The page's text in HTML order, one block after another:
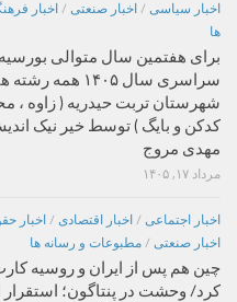
اخبار سیاسی / اخبار صنعتی / اخبار
ها
برای هفتمین سال متوالی
سراسری سال ۱۴۰۵
شهرستان تربت حیدریه ( زاوه ،
کدکن و بایگ ) توسط خیر نیک
مهدی مروج
مرداد ۱۷, ۱۴۰۵
اخبار اجتماعی / اخبار اقتصادی / اخبار
اخبار صنعتی / مطبوعات و رسانه ها
چین هم پس از ایران و روسیه